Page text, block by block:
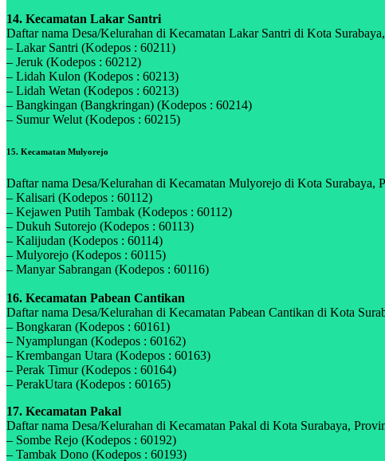
14. Kecamatan Lakar Santri
Daftar nama Desa/Kelurahan di Kecamatan Lakar Santri di Kota
– Lakar Santri (Kodepos : 60211)
– Jeruk (Kodepos : 60212)
– Lidah Kulon (Kodepos : 60213)
– Lidah Wetan (Kodepos : 60213)
– Bangkingan (Bangkringan) (Kodepos : 60214)
– Sumur Welut (Kodepos : 60215)
15. Kecamatan Mulyorejo
Daftar nama Desa/Kelurahan di Kecamatan Mulyorejo di Kota Surabaya,
– Kalisari (Kodepos : 60112)
– Kejawen Putih Tambak (Kodepos : 60112)
– Dukuh Sutorejo (Kodepos : 60113)
– Kalijudan (Kodepos : 60114)
– Mulyorejo (Kodepos : 60115)
– Manyar Sabrangan (Kodepos : 60116)
16. Kecamatan Pabean Cantikan
Daftar nama Desa/Kelurahan di Kecamatan Pabean Cantikan di Kota
– Bongkaran (Kodepos : 60161)
– Nyamplungan (Kodepos : 60162)
– Krembangan Utara (Kodepos : 60163)
– Perak Timur (Kodepos : 60164)
– PerakUtara (Kodepos : 60165)
17. Kecamatan Pakal
Daftar nama Desa/Kelurahan di Kecamatan Pakal di Kota Surabaya,
– Sombe Rejo (Kodepos : 60192)
– Tambak Dono (Kodepos : 60193)